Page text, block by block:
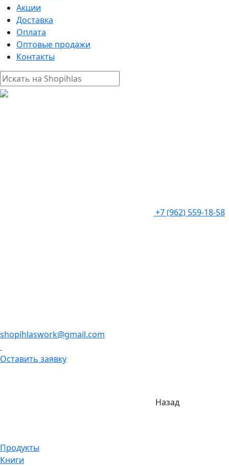
Акции
Доставка
Оплата
Оптовые продажи
Контакты
+7 (962) 559-18-58
shopihlaswork@gmail.com
Оставить заявку
Назад
Продукты
Книги